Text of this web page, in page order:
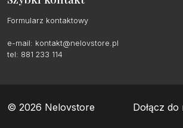
Formularz kontaktowy
e-mail: kontakt@nelovstore.pl
tel: 881 233 114
© 2026 Nelovstore Dołącz do